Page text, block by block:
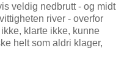
veldig nedbrutt - og midt
river - overfor
klarte ikke, kunne
helt som aldri klager,